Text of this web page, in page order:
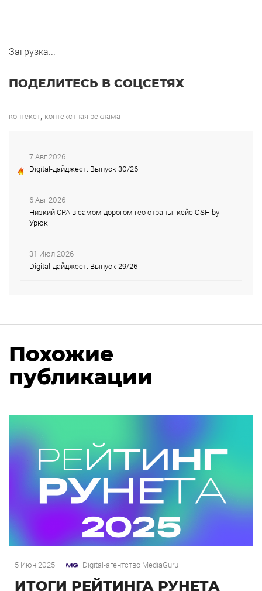
Загрузка...
ПОДЕЛИТЕСЬ В СОЦСЕТЯХ
контекст контекстная реклама
7 Авг 2026
Digital-дайджест. Выпуск 30/26
6 Авг 2026
Низкий CPA в самом дорогом гео страны: кейс OSH by
Урюк
31 Июл 2026
Digital-дайджест. Выпуск 29/26
Похожие
публикации
5 Июн 2025 Digital-агентство MediaGuru
ИТОГИ РЕЙТИНГА РУНЕТА